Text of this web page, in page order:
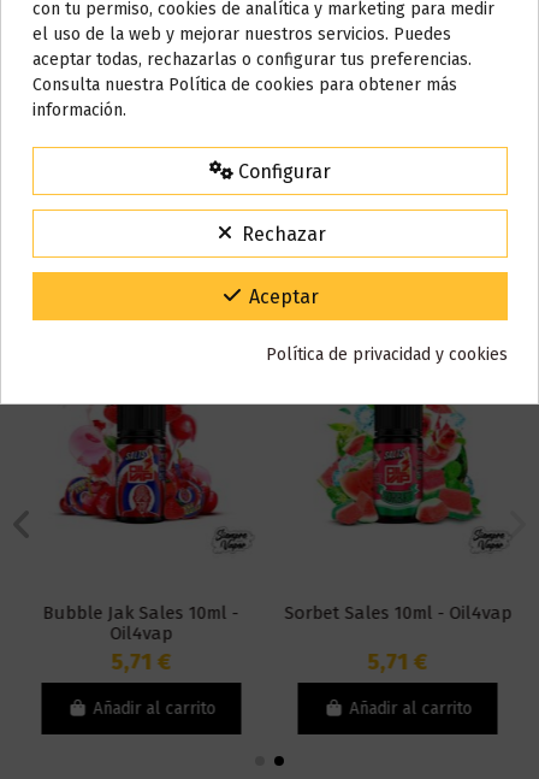
Reseñas (0)
También puede que te guste
Bubble Jak Sales 10ml -
Oil4vap
5,71 €
Añadir al carrito
Sorbet Sales 10ml - Oil4vap
5,71 €
Añadir al carrito
AVISO IMPORTANTE
Nos tomamos unos días
Todos los pedidos realizados desde el
15% de descuento
Para agradecerte la espera durante estos días.
Código:VACACIONES15
Gracias por tu paciencia y por seguir confiando en nosotros.
con tu permiso, cookies de analítica y marketing para medir
el uso de la web y mejorar nuestros servicios. Puedes
aceptar todas, rechazarlas o configurar tus preferencias.
Consulta nuestra Política de cookies para obtener más
información.
Configurar
Rechazar
Aceptar
Política de privacidad y cookies